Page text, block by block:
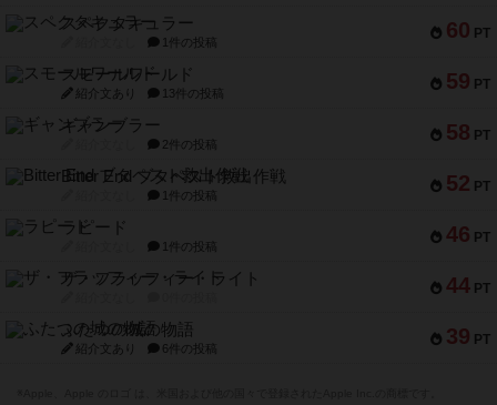
60 PT
スペクタキュラー
1件の投稿
59 PT
スモールワールド
紹介文あり 13件の投稿
58 PT
ギャンブラー
2件の投稿
52 PT
Bitter End ブタペスト救出作戦
1件の投稿
46 PT
ラピード
1件の投稿
44 PT
ザ・フラッフィー・ライト
39 PT
ふたつの城の物語
紹介文あり 6件の投稿